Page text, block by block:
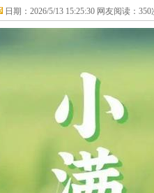
日期：2026/5/13 15:25:30 网友阅读：